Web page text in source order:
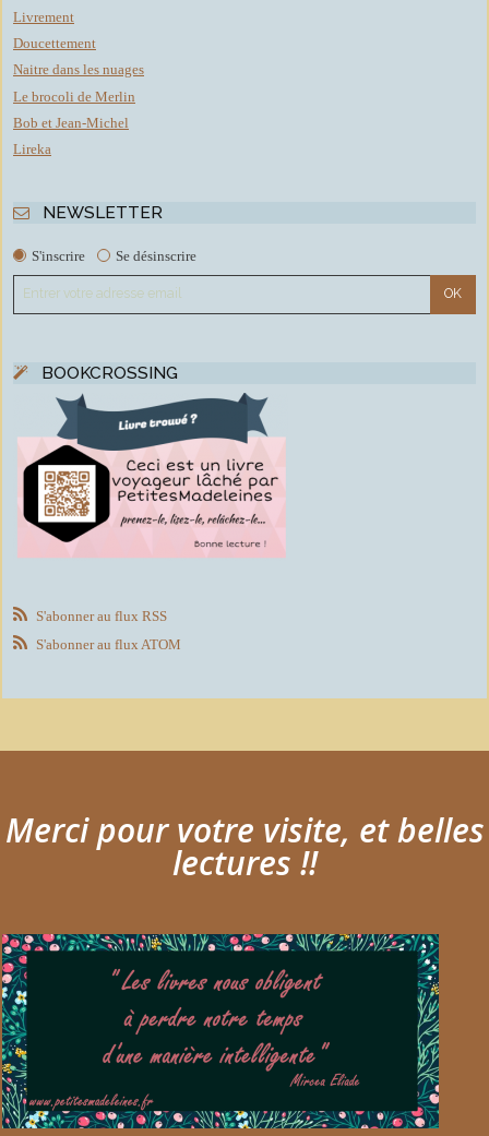
Livrement
Doucettement
Naitre dans les nuages
Le brocoli de Merlin
Bob et Jean-Michel
Lireka
NEWSLETTER
S'inscrire Se désinscrire
BOOKCROSSING
S'abonner au flux RSS
S'abonner au flux ATOM
Merci pour votre visite, et belles
lectures !!